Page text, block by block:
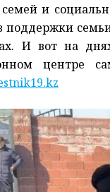
и
поддержки
И вот на
центре